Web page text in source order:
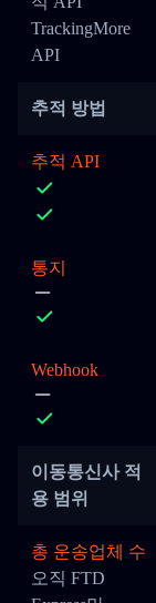
TrackingMore
API
추적 방법
추적 API
통지
Webhook
이동통신사 적
용 범위
총 운송업체 수
오직 FTD